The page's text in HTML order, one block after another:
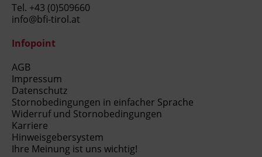
Tel. +43 (0)509660
info@bfi-tirol.at
Infopoint
AGB
Impressum
Datenschutz
Stornobedingungen in einfacher Sprache
Widerruf und Stornobedingungen
Karriere
Hinweisgebersystem
Ihre Meinung ist uns wichtig!